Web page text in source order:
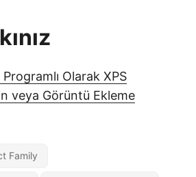
Olarak XPS
veya Görüntü Ekleme
Family